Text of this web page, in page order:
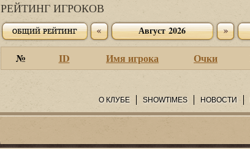
РЕЙТИНГ ИГРОКОВ
Август 2026
№ ID Имя игрока Очки
О КЛУБЕ SHOWTIMES НОВОСТИ